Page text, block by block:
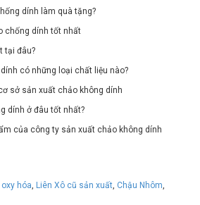
dính làm quà tặng?
chống dính tốt nhất
tại đâu?
có những loại chất liệu nào?
sở sản xuất chảo không dính
dính ở đâu tốt nhất?
của công ty sản xuất chảo không dính
hóa, Liên Xô cũ sản xuất, Chậu Nhôm,